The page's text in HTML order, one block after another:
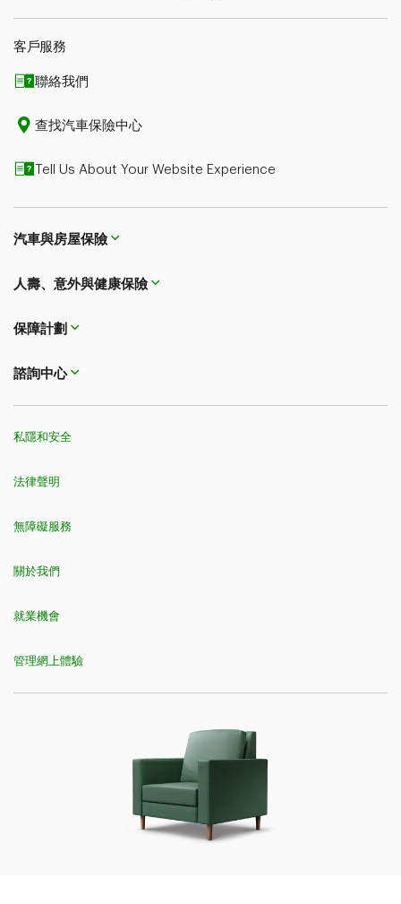
客戶服務
聯絡我們
查找汽車保險中心
Tell Us About Your Website Experience
汽車與房屋保險
人壽、意外與健康保險
保障計劃
諮詢中心
私隱和安全
法律聲明
無障礙服務
關於我們
就業機會
管理網上體驗